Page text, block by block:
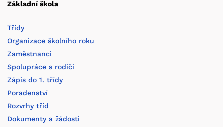
Základní škola
Třídy
Organizace školního roku
Zaměstnanci
Spolupráce s rodiči
Zápis do 1. třídy
Poradenství
Rozvrhy tříd
Dokumenty a žádosti